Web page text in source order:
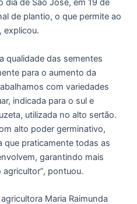
dia de São José, em 19 de
de plantio, o que permite ao
explicou.
qualidade das sementes
para o aumento da
com variedades
indicada para o sul e
utilizada no alto sertão.
alto poder germinativo,
que praticamente todas as
garantindo mais
pontuou.
Maria Raimunda